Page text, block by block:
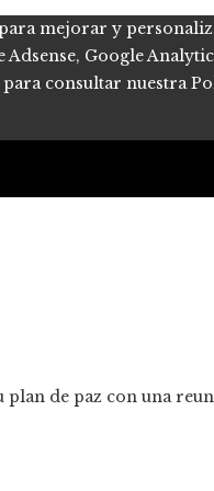
mejorar y
Google
consultar nuestra
plan de paz con una